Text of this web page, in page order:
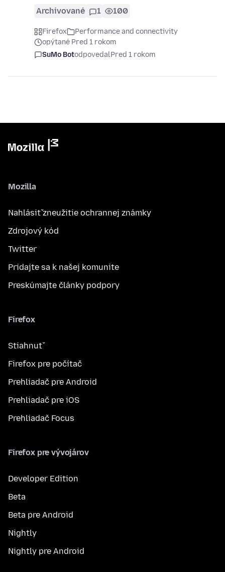
Archivované 1 100
Firefox
Performance and connectivity
opýtané Pred 1 rokom
SuMo BotodpovedalPred 1 rokom
Mozilla
Nahlásiť zneužitie ochrannej známky
Zdrojový kód
Twitter
Pridajte sa k našej komunite
Preskúmajte články podpory
Firefox
Stiahnuť
Firefox pre počítač
Prehliadač pre Android
Prehliadač pre iOS
Prehliadač Focus
Firefox pre vývojárov
Developer Edition
Beta
Beta pre Android
Nightly
Nightly pre Android